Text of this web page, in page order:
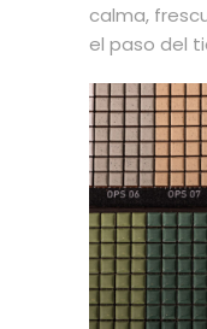
calma,
el paso del